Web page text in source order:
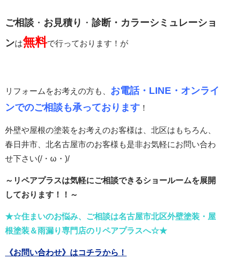
ご相談 ・ お見積り ・ 診断・カラーシミュレーショ
ンは無料で行っております！が
リフォームをお考えの方も、 お電話・LINE・オンライ
ンでのご相談も承っております ！
外壁や屋根の塗装をお考えのお客様は、北区はもちろん、
春日井市、北名古屋市のお客様も是非お気軽にお問い合わ
せ下さい(/・ω・)/
～リペアプラスは気軽にご相談できるショールームを展開
しております！！～
★☆住まいのお悩み、ご相談は名古屋市北区外壁塗装・屋
根塗装＆雨漏り専門店のリペアプラスへ☆★
《お問い合わせ》はコチラから！